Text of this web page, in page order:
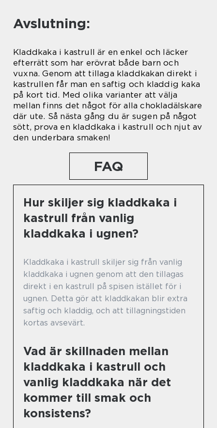
Avslutning:
Kladdkaka i kastrull är en enkel och läcker
efterrätt som har erövrat både barn och
vuxna. Genom att tillaga kladdkakan direkt i
kastrullen får man en saftig och kladdig kaka
på kort tid. Med olika varianter att välja
mellan finns det något för alla chokladälskare
där ute. Så nästa gång du är sugen på något
sött, prova en kladdkaka i kastrull och njut av
den underbara smaken!
FAQ
Hur skiljer sig kladdkaka i
kastrull från vanlig
kladdkaka i ugnen?
Kladdkaka i kastrull skiljer sig från vanlig
kladdkaka i ugnen genom att den tillagas
direkt i en kastrull på spisen istället för i
ugnen. Detta gör att kladdkakan blir extra
saftig och kladdig, och att tillagningstiden
kortas avsevärt.
Vad är skillnaden mellan
kladdkaka i kastrull och
vanlig kladdkaka när det
kommer till smak och
konsistens?